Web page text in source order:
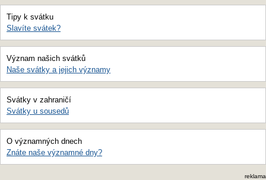
Tipy k svátku
Slavíte svátek?
Význam našich svátků
Naše svátky a jejich významy
Svátky v zahraničí
Svátky u sousedů
O významných dnech
Znáte naše významné dny?
reklama